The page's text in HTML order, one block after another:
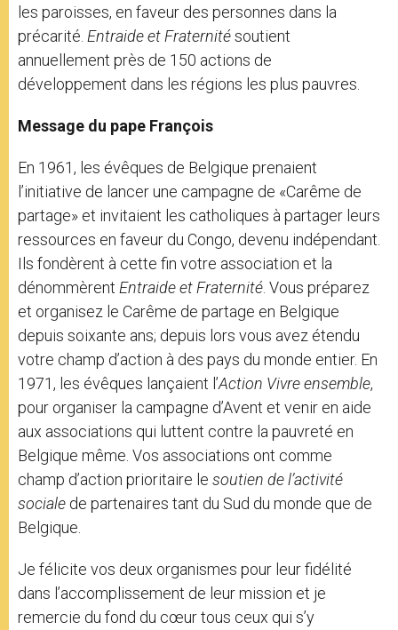
les paroisses, en faveur des personnes dans la
précarité. Entraide et Fraternitésoutient
annuellement près de 150 actions de
développement dans les régions les plus pauvres.
Message du pape François
En 1961, les évêques de Belgique prenaient
l’initiative de lancer une campagne de «Carême de
partage» et invitaient les catholiques à partager leurs
ressources en faveur du Congo, devenu indépendant.
Ils fondèrent à cette fin votre association et la
dénommèrent Entraide et Fraternité . Vous préparez
et organisez le Carême de partage en Belgique
depuis soixante ans; depuis lors vous avez étendu
votre champ d’action à des pays du monde entier. En
1971, les évêques lançaient l’Action Vivre ensemble,
pour organiser la campagne d’Avent et venir en aide
aux associations qui luttent contre la pauvreté en
Belgique même. Vos associations ont comme
champ d’action prioritaire le soutien de l’activité
sociale de partenaires tant du Sud du monde que de
Belgique.
Je félicite vos deux organismes pour leur fidélité
dans l’accomplissement de leur mission et je
remercie du fond du cœur tous ceux qui s’y